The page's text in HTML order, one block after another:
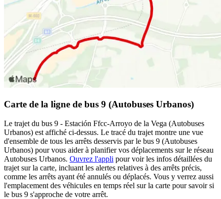
Carte de la ligne de bus 9 (Autobuses Urbanos)
Le trajet du bus 9 - Estación Ffcc-Arroyo de la Vega (Autobuses
Urbanos) est affiché ci-dessus. Le tracé du trajet montre une vue
d'ensemble de tous les arrêts desservis par le bus 9 (Autobuses
Urbanos) pour vous aider à planifier vos déplacements sur le réseau
Autobuses Urbanos. Ouvrez l'appli pour voir les infos détaillées du
trajet sur la carte, incluant les alertes relatives à des arrêts précis,
comme les arrêts ayant été annulés ou déplacés. Vous y verrez aussi
l'emplacement des véhicules en temps réel sur la carte pour savoir si
le bus 9 s'approche de votre arrêt.